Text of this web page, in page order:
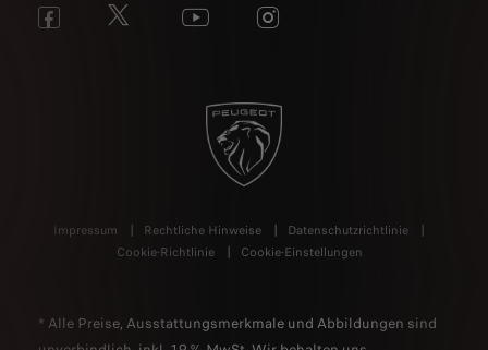
Impressum Rechtliche Hinweise
Datenschutzrichtlinie
Cookie-Richtlinie
Cookie-Einstellungen
* Alle Preise, Ausstattungsmerkmale und Abbildungen sind